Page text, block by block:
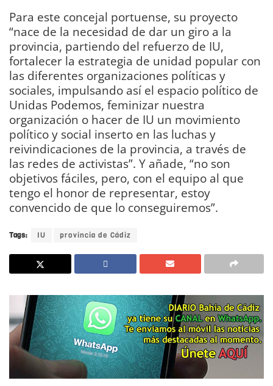
Para este concejal portuense, su proyecto
“nace de la necesidad de dar un giro a la
provincia, partiendo del refuerzo de IU,
fortalecer la estrategia de unidad popular con
las diferentes organizaciones políticas y
sociales, impulsando así el espacio político de
Unidas Podemos, feminizar nuestra
organización o hacer de IU un movimiento
político y social inserto en las luchas y
reivindicaciones de la provincia, a través de
las redes de activistas”. Y añade, “no son
objetivos fáciles, pero, con el equipo al que
tengo el honor de representar, estoy
convencido de que lo conseguiremos”.
Tags: IU provincia de Cádiz